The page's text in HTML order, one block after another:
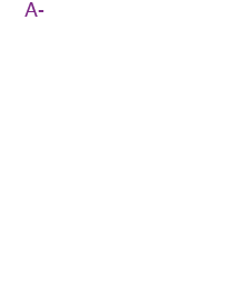
A-